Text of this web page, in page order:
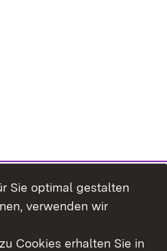
Sie optimal gestalten
verwenden wir
Cookies erhalten Sie in